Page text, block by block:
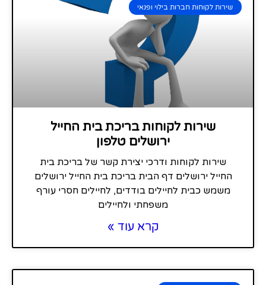
שירות לקוחות חברות בילוי ופנאי
שירות לקוחות בריכת בית החייל
ירושלים טלפון
שירות לקוחות ודרכי יצירת קשר של בריכת בית
החייל ירושלים דף הבית בריכת בית החייל ירושלים
משמש כבית לחיילים בודדים, לחיילים חסרי עורף
משפחתי ולחיילים
קרא עוד »